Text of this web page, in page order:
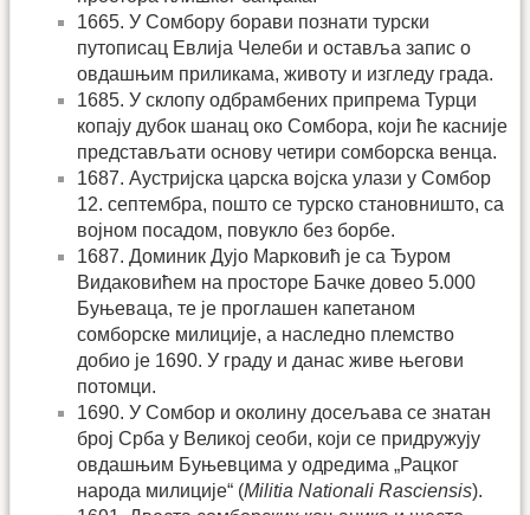
1665. У Сомбору борави познати турски
путописац Евлија Челеби и оставља запис о
овдашњим приликама, животу и изгледу града.
1685. У склопу одбрамбених припрема Турци
копају дубок шанац око Сомбора, који ће касније
представљати основу четири сомборска венца.
1687. Аустријска царска војска улази у Сомбор
12. септембра, пошто се турско становништо, са
војном посадом, повукло без борбе.
1687. Доминик Дујо Марковић је са Ђуром
Видаковићем на просторе Бачке довео 5.000
Буњеваца, те је проглашен капетаном
сомборске милиције, а наследно племство
добио је 1690. У граду и данас живе његови
потомци.
1690. У Сомбор и околину досељава се знатан
број Срба у Великој сеоби, који се придружују
овдашњим Буњевцима у одредима „Рацког
народа милиције“ (Militia Nationali Rasciensis).